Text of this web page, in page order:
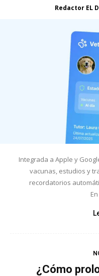
Redactor EL
Integrada a Apple y
vacunas, estudios y
recordatorios
¿Cómo